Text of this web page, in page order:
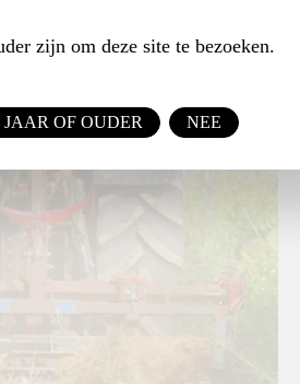
zijn om deze site te bezoeken.
OF OUDER NEE